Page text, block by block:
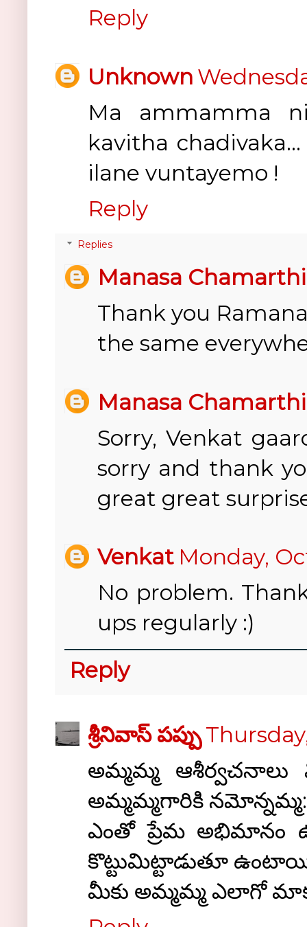
Reply
Unknown
Ma ammamma
kavitha
ilane vuntayemo !
Reply
Replies
Manasa Chamarthi
Thank you
the same
Manasa Chamarthi
Sorry, Venkat
sorry and thank
great great
Venkat Monday,
No problem.
ups regularly :)
Reply
శ్రీనివాస్ పప్పు
అమ్మమ్మ
అమ్మమ్మగారికి నమోన్నమ్మ:
ఎంతో ప్రేమ అభిమానం
కొట్టుమిట్టాడుతూ
మీకు అమ్మమ్మ ఎలాగో